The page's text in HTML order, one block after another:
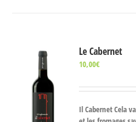
Le Cabernet
10,00€
Il Cabernet Cela